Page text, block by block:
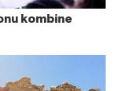
kombine